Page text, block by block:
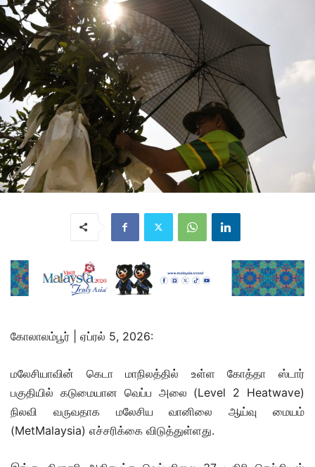
கோலாலம்பூர் | ஏப்ரல் 5, 2026:
மலேசியாவின் கெடா மாநிலத்தில் உள்ள கோத்தா ஸ்டார்
பகுதியில் கடுமையான வெப்ப அலை (Level 2 Heatwave)
நிலவி வருவதாக மலேசிய வானிலை ஆய்வு மையம்
(MetMalaysia) எச்சரிக்கை விடுத்துள்ளது.